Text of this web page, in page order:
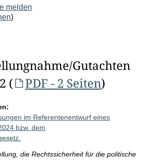
melden
)
Gutachten
(
PDF - 2 Seiten)
im Referentenentwurf eines
bzw. dem
die Rechtssicherheit für die politische